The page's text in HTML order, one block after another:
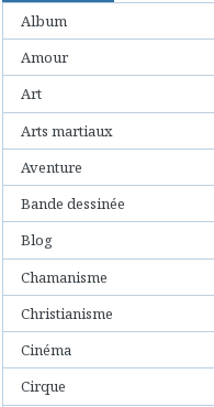
Album
Amour
Art
Arts martiaux
Aventure
Bande dessinée
Blog
Chamanisme
Christianisme
Cinéma
Cirque